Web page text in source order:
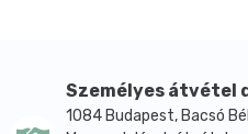
Személyes átvétel
1084 Budapest, Bacsó